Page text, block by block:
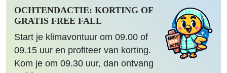
OCHTENDACTIE: KORTING OF
GRATIS FREE FALL
Start je klimavontuur om 09.00 of
09.15 uur en profiteer van korting.
Kom je om 09.30 uur, dan ontvang